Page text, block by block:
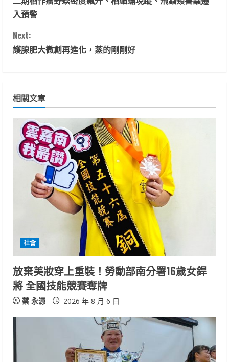
o
n
t
n
u
e
R
n
g
入預警
Next:
護腺肥大微創再進化，蒸的剛剛好
相關文章
社會
放棄美妝穿上重裝！勞動部南分署16歲女銲
將 全國技能競賽奪牌
蔡 永源 2026 年 8 月 6 日